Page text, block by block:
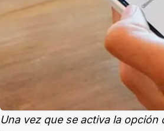
Una vez que se activa la opción